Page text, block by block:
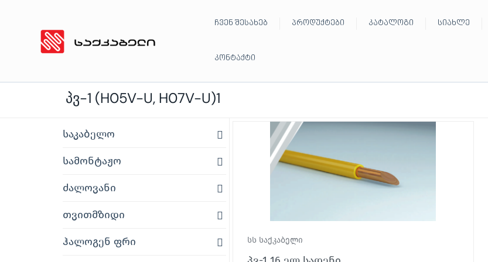
ჩვენ შესახებ პროდუქტები კატალოგი სიახლე
კონტაქტი
პვ-1 (H05V-U, H07V-U)1
საკაბელო
სამონტაჟო
ძალოვანი
თვითმზიდი
ჰალოგენ ფრი სს საქკაბელი